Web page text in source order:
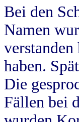
Bei den
Namen
verstanden
haben.
Die
Fällen bei